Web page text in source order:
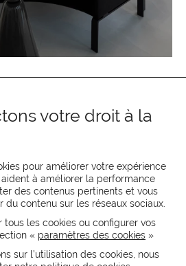
NOUS
NOUS
MOORE en exclusivité
votre droit à la
pour améliorer votre expérience
à améliorer la performance
des contenus pertinents et vous
contenu sur les réseaux sociaux.
tous les cookies ou configurer vos
« paramètres des cookies »
sur l’utilisation des cookies, nous